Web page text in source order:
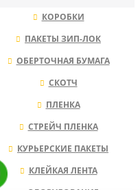
КОРОБКИ
ПАКЕТЫ ЗИП-ЛОК
ОБЕРТОЧНАЯ БУМАГА
СКОТЧ
ПЛЕНКА
СТРЕЙЧ ПЛЕНКА
КУРЬЕРСКИЕ ПАКЕТЫ
КЛЕЙКАЯ ЛЕНТА